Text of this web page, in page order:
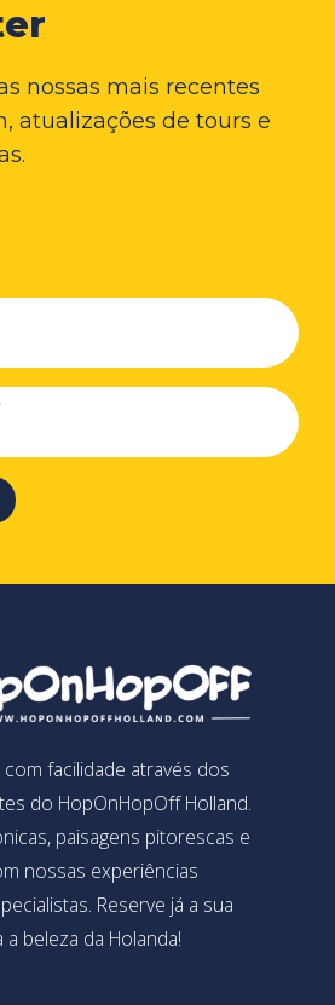
nossas mais recentes
atualizações de tours e
facilidade através dos
do HopOnHopOff Holland.
paisagens pitorescas e
nossas experiências
Reserve já a sua
beleza da Holanda!